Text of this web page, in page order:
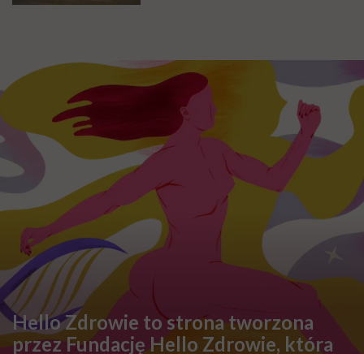
Hello Zdrowie to strona tworzona
przez Fundację Hello Zdrowie, która